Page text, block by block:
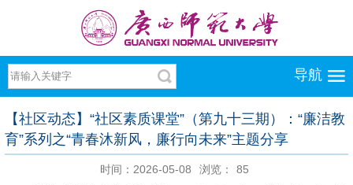
导航
【社区动态】“社区素质课堂”（第九十三期）：“廉洁教
育”系列之“青春沐新风，廉行向未来”主题分享
时间：2026-05-08 浏览： 85